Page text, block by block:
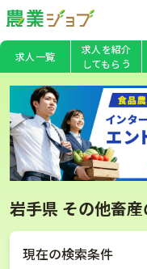
求人一覧
求人を紹介
してもらう
岩手県 その他畜
現在の検索条件